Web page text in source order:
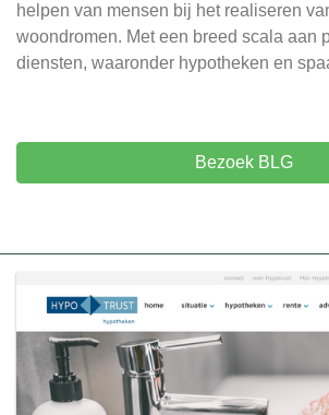
helpen van mensen bij het realiseren
woondromen. Met een breed scala aan
diensten, waaronder hypotheken en
Bezoek BLG